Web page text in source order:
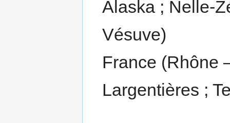
Alaska ; Nelle-
Vésuve)
France (Rhône
Largentières ;